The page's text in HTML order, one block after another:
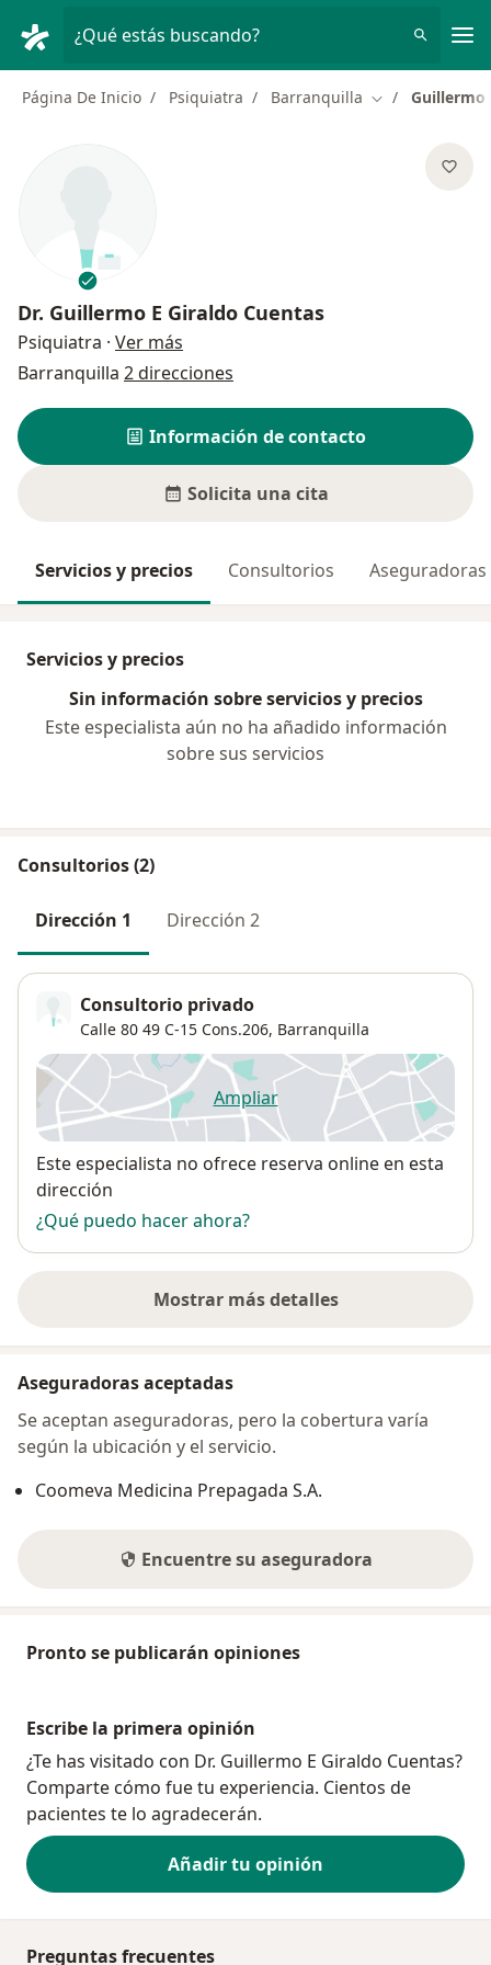
¿Qué estás buscando?
Página De Inicio Psiquiatra Barranquilla Cambiar de
Guillermo
Dr. Guillermo E Giraldo Cuentas
Psiquiatra · Ver más
Barranquilla 2 direcciones
Información de contacto
Solicita una cita
Servicios y precios Consultorios Aseguradoras
Servicios y precios
Sin información sobre servicios y precios
Este especialista aún no ha añadido información
sobre sus servicios
Consultorios (2)
Dirección 1 Dirección 2
Consultorio privado
Calle 80 49 C-15 Cons.206, Barranquilla
Ampliarse abre en una nueva
Disponibilidad
Este especialista no ofrece reserva online en esta
dirección
¿Qué puedo hacer ahora?
Mostrar más detalles
sobre la dirección
Aseguradoras aceptadas
Se aceptan aseguradoras, pero la cobertura varía
según la ubicación y el servicio.
Coomeva Medicina Prepagada S.A.
Encuentre su aseguradora
Pronto se publicarán opiniones
Escribe la primera opinión
¿Te has visitado con Dr. Guillermo E Giraldo Cuentas?
Comparte cómo fue tu experiencia. Cientos de
pacientes te lo agradecerán.
Añadir tu opinión
Preguntas frecuentes